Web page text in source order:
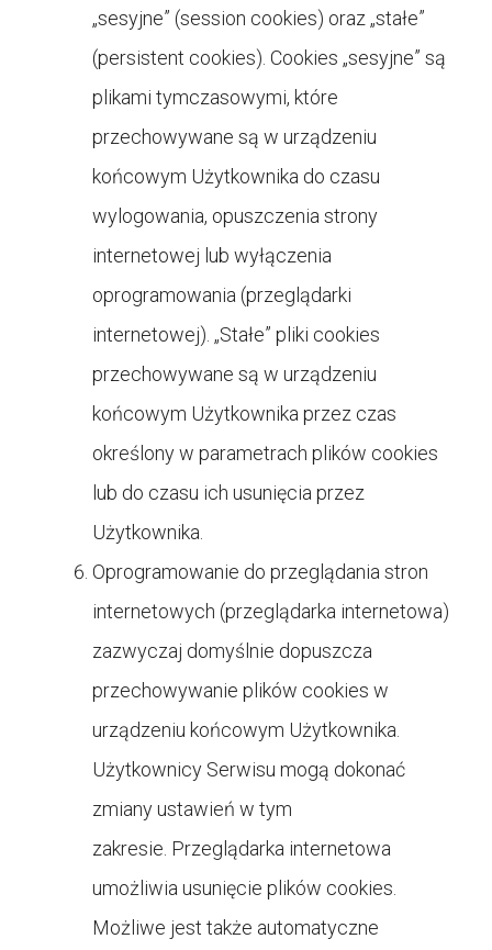
„sesyjne” (session cookies) oraz „stałe”
(persistent cookies). Cookies „sesyjne” są
plikami tymczasowymi, które
przechowywane są w urządzeniu
końcowym Użytkownika do czasu
wylogowania, opuszczenia strony
internetowej lub wyłączenia
oprogramowania (przeglądarki
internetowej). „Stałe” pliki cookies
przechowywane są w urządzeniu
końcowym Użytkownika przez czas
określony w parametrach plików cookies
lub do czasu ich usunięcia przez
Użytkownika.
Oprogramowanie do przeglądania stron
internetowych (przeglądarka internetowa)
zazwyczaj domyślnie dopuszcza
przechowywanie plików cookies w
urządzeniu końcowym Użytkownika.
Użytkownicy Serwisu mogą dokonać
zmiany ustawień w tym
zakresie. Przeglądarka internetowa
umożliwia usunięcie plików cookies.
Możliwe jest także automatyczne